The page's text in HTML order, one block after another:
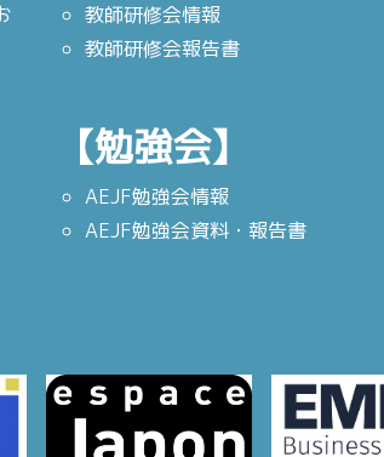
教師研修会情報
教師研修会報告書
【勉強会】
AEJF勉強会情報
AEJF勉強会資料・報告書